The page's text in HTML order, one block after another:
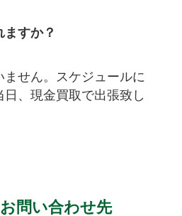
ますか？
ません。スケジュールに
日、現金買取で出張致し
問い合わせ先